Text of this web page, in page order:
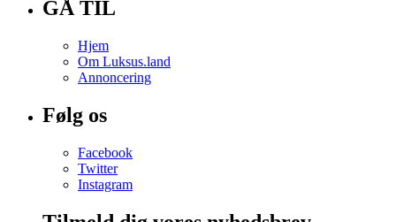
GÅ TIL
Hjem
Om Luksus.land
Annoncering
Følg os
Facebook
Twitter
Instagram